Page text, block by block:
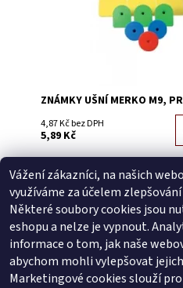
ZNÁMKY UŠNÍ MERKO M9,
4,87 Kč bez DPH
5,89 Kč
Buďte první, kdo napíše
Přidat komentář
Buďte první, kdo napíše
Přidat hodnocení
Vážení zákazníci, na našich
využíváme za účelem
Některé soubory cookies jsou
eshopu a nelze je vypnout.
informace o tom, jak naše
abychom mohli vylepšovat
Marketingové cookies slouží